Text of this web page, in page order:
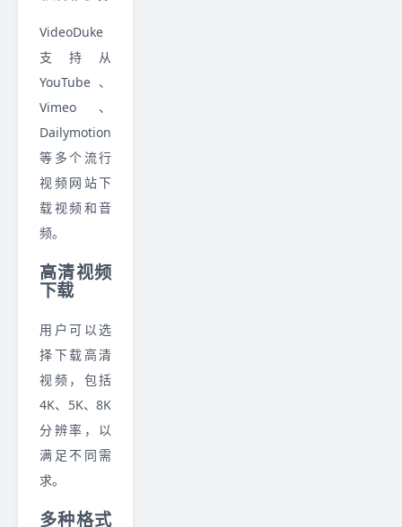
VideoDuke
支持从
YouTube、
Vimeo、
Dailymotion
等多个流行
视频网站下
载视频和音
频。
高清视频
下载
用户可以选
择下载高清
视频，包括
4K、5K、8K
分辨率，以
满足不同需
求。
多种格式